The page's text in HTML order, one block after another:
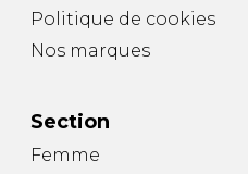
Politique de cookies
Nos marques
Section
Femme